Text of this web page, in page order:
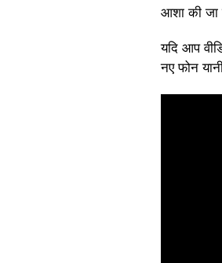
आशा की जा
यदि आप
नए फोन